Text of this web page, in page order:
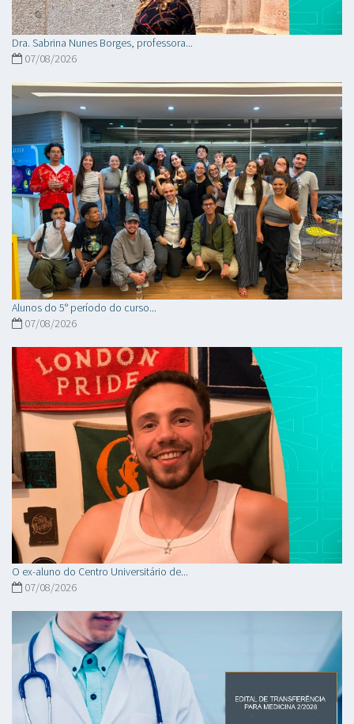
Dra. Sabrina Nunes Borges, professora...
07/08/2026
Alunos do 5° período do curso...
07/08/2026
O ex-aluno do Centro Universitário de...
07/08/2026